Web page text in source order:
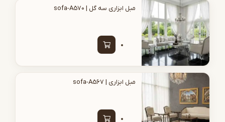
مبل ابزاری سه گل | sofa-A570
مبل ابزاری | sofa-A567